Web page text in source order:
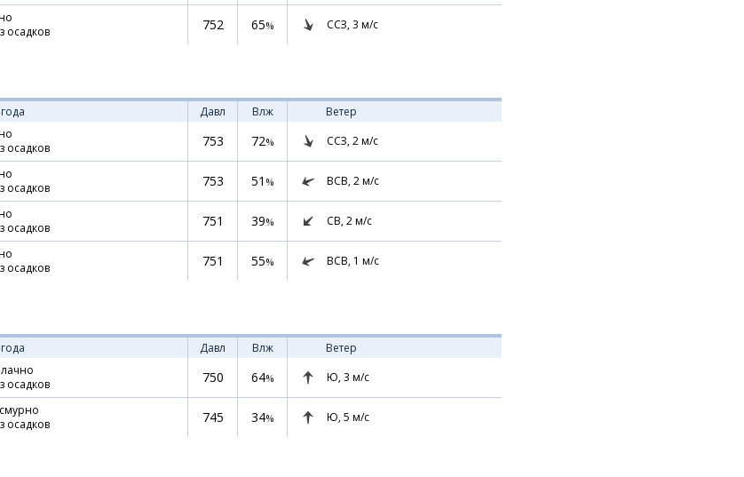
осадков
752 65% ССЗ, 3 м/с
Давл Влж
Ветер
осадков
753 72% ССЗ, 2м/с
осадков
753 51 % ВСВ, 2м/с
осадков
751 39% СВ, 2м/с
осадков
751 55% ВСВ, 1 м/с
Давл Влж
Ветер
осадков
750 64% Ю, 3 м/с
осадков
745 34% Ю, 5 м/с